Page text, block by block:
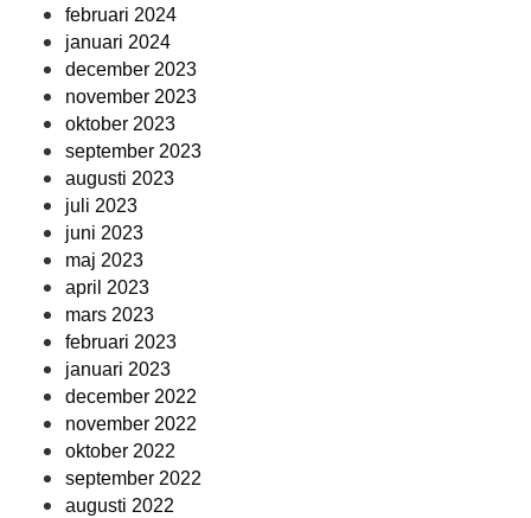
februari 2024
januari 2024
december 2023
november 2023
oktober 2023
september 2023
augusti 2023
juli 2023
juni 2023
maj 2023
april 2023
mars 2023
februari 2023
januari 2023
december 2022
november 2022
oktober 2022
september 2022
augusti 2022